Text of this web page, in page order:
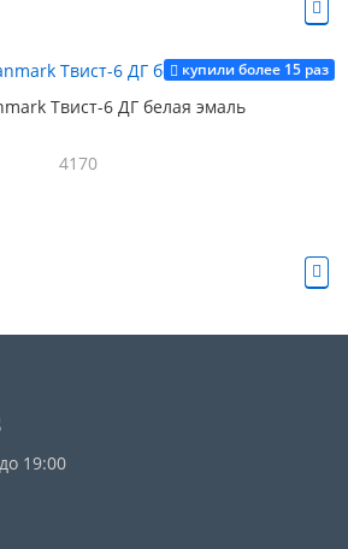
купили более 15 раз
Твист-6 ДГ белая эмаль
4170
19:00